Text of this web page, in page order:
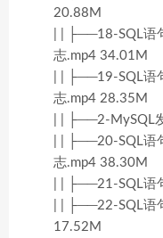
20.88M
| | ├──18-SQL语
志.mp4 34.01M
| | ├──19-SQL语
志.mp4 28.35M
| | ├──2-MySQL
| | ├──20-SQL语
志.mp4 38.30M
| | ├──21-SQL语
| | ├──22-SQL语
17.52M